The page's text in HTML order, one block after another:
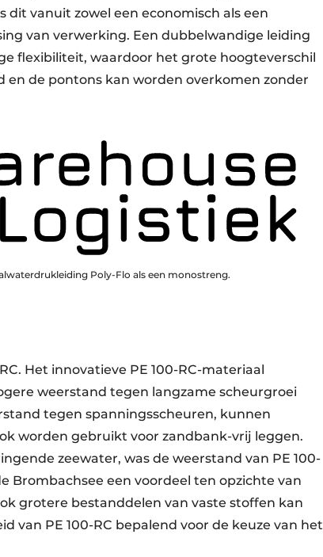
vanuit zowel een economisch als een
van verwerking. Een dubbelwandige leiding
flexibiliteit, waardoor het grote hoogteverschil
de pontons kan worden overkomen zonder
Poly-Flo als een monostreng.
Het innovatieve PE 100-RC-materiaal
weerstand tegen langzame scheurgroei
tegen spanningsscheuren, kunnen
worden gebruikt voor zandbank-vrij leggen.
zeewater, was de weerstand van PE 100-
Brombachsee een voordeel ten opzichte van
grotere bestanddelen van vaste stoffen kan
van PE 100-RC bepalend voor de keuze van het